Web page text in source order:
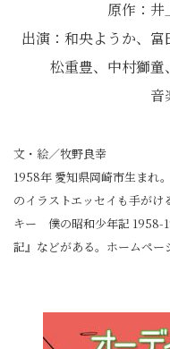
原作：井
出演：和央ようか、富
松重豊、中村獅
音
文・絵／牧野良幸
1958年 愛知県岡崎市生まれ
のイラストエッセイも手がけ
キー 僕の昭和少年記 1958-
記』などがある。ホームペー